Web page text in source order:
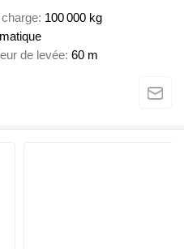
100 000 kg
de levée 60 m